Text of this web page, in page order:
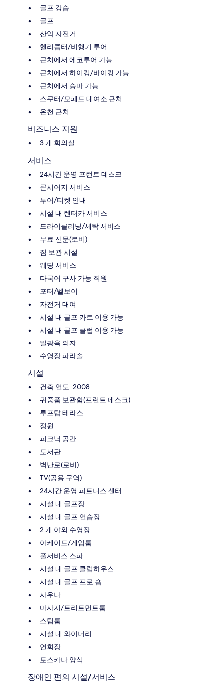
골프 강습
골프
산악 자전거
헬리콥터/비행기 투어
근처에서 에코투어 가능
근처에서 하이킹/바이킹 가능
근처에서 승마 가능
스쿠터/모페드 대여소 근처
온천 근처
비즈니스 지원
3 개 회의실
서비스
24시간 운영 프런트 데스크
콘시어지 서비스
투어/티켓 안내
시설 내 렌터카 서비스
드라이클리닝/세탁 서비스
무료 신문(로비)
짐 보관 시설
웨딩 서비스
다국어 구사 가능 직원
포터/벨보이
자전거 대여
시설 내 골프 카트 이용 가능
시설 내 골프 클럽 이용 가능
일광욕 의자
수영장 파라솔
시설
건축 연도: 2008
귀중품 보관함(프런트 데스크)
루프탑 테라스
정원
피크닉 공간
도서관
벽난로(로비)
TV(공용 구역)
24시간 운영 피트니스 센터
시설 내 골프장
시설 내 골프 연습장
2 개 야외 수영장
아케이드/게임룸
풀서비스 스파
시설 내 골프 클럽하우스
시설 내 골프 프로 숍
사우나
마사지/트리트먼트룸
스팀룸
시설 내 와이너리
연회장
토스카나 양식
장애인 편의 시설/서비스